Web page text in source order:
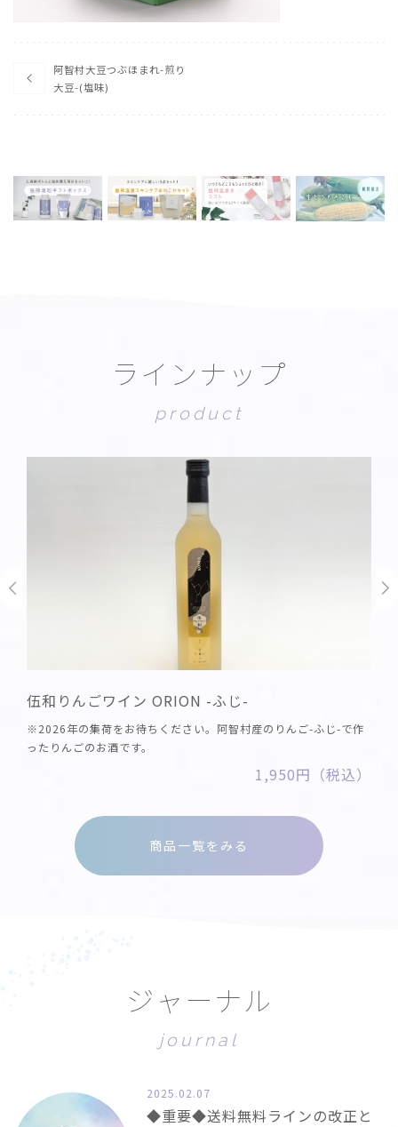
阿智村大豆つぶほまれ-煎り
大豆-(塩味)
ラ イ ンナ ッ プ
pro du c t
伍和りんごワイン ORION -ふじ-
※2026年の集荷をお待ちください。阿智村産のりんご-ふじ-で作
ったりんごのお酒です。
1,950円（税込）
商品一覧をみる
ジ ャ ーナル
jo urna l
2025.02.07
◆重要◆送料無料ラインの改正と